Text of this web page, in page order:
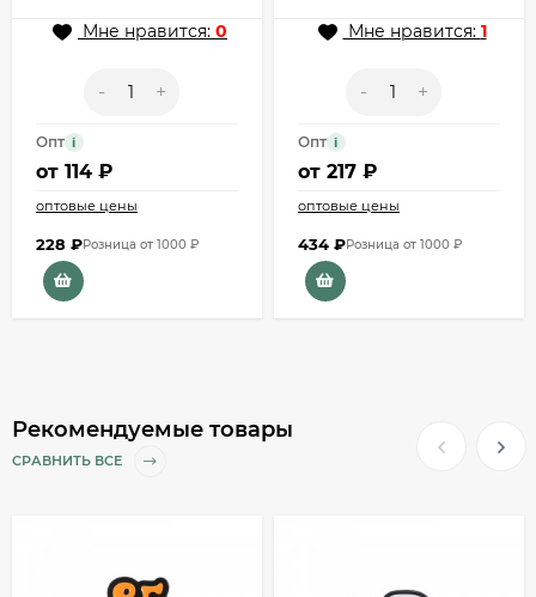
Мне нравится: 0
- +
Опт i
от 114 ₽
оптовые цены
228 ₽Розница от 1000 ₽
Мне нравится: 1
- +
Опт i
от 217 ₽
оптовые цены
434 ₽Розница от 1000 ₽
Рекомендуемые товары
СРАВНИТЬ ВСЕ